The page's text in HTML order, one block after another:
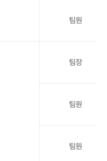
팀원
팀장
팀원
팀원